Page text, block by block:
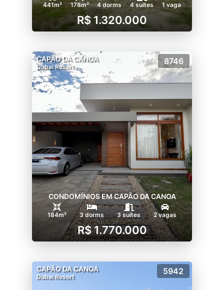
441m² 178m² 4 dorms 4 suítes 1 vaga
R$ 1.320.000
CAPÃO DA CANOA
Dubai Resort
8746
CONDOMÍNIOS EM CAPÃO DA CANOA
184m² 3 dorms 3 suítes 2 vagas
R$ 1.770.000
CAPÃO DA CANOA
Dubai Resort
5942